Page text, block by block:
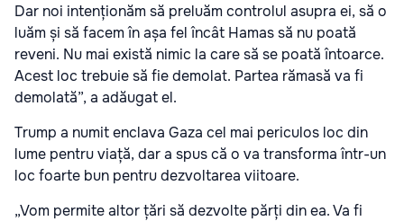
Dar noi intenționăm să preluăm controlul asupra ei, să o
luăm și să facem în așa fel încât Hamas să nu poată
reveni. Nu mai există nimic la care să se poată întoarce.
Acest loc trebuie să fie demolat. Partea rămasă va fi
demolată”, a adăugat el.
Trump a numit enclava Gaza cel mai periculos loc din
lume pentru viață, dar a spus că o va transforma într-un
loc foarte bun pentru dezvoltarea viitoare.
„Vom permite altor țări să dezvolte părți din ea. Va fi